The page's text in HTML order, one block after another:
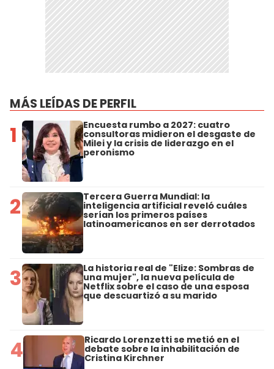
MÁS LEÍDAS DE PERFIL
1 Encuesta rumbo a 2027: cuatro
consultoras midieron el desgaste de
Milei y la crisis de liderazgo en el
peronismo
2 Tercera Guerra Mundial: la
inteligencia artificial reveló cuáles
serían los primeros países
latinoamericanos en ser derrotados
3 La historia real de "Elize: Sombras de
una mujer", la nueva película de
Netflix sobre el caso de una esposa
que descuartizó a su marido
4 Ricardo Lorenzetti se metió en el
debate sobre la inhabilitación de
Cristina Kirchner